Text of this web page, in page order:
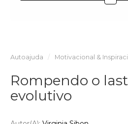
Autoajuda Motivacional &
Rompendo o
evolutivo